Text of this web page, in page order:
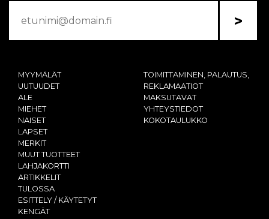
>
MYYMÄLÄT
UUTUUDET
ALE
MIEHET
NAISET
LAPSET
MERKIT
MUUT TUOTTEET
LAHJAKORTTI
ARTIKKELIT
TULOSSA
ESITTELY / KÄYTETYT
KENGÄT
TOIMITTAMINEN, PALAUTUS,
REKLAMAATIOT
MAKSUTAVAT
YHTEYSTIEDOT
KOKOTAULUKKO